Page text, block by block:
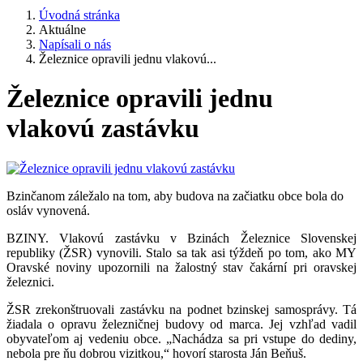
Úvodná stránka
Aktuálne
Napísali o nás
Železnice opravili jednu vlakovú...
Železnice opravili jednu
vlakovú zastávku
Bzinčanom záležalo na tom, aby budova na začiatku obce bola do
osláv vynovená.
BZINY. Vlakovú zastávku v Bzinách Železnice Slovenskej
republiky (ŽSR) vynovili. Stalo sa tak asi týždeň po tom, ako MY
Oravské noviny upozornili na žalostný stav čakární pri oravskej
železnici.
ŽSR zrekonštruovali zastávku na podnet bzinskej samosprávy. Tá
žiadala o opravu železničnej budovy od marca. Jej vzhľad vadil
obyvateľom aj vedeniu obce. „Nachádza sa pri vstupe do dediny,
nebola pre ňu dobrou vizitkou,“ hovorí starosta Ján Beňuš.